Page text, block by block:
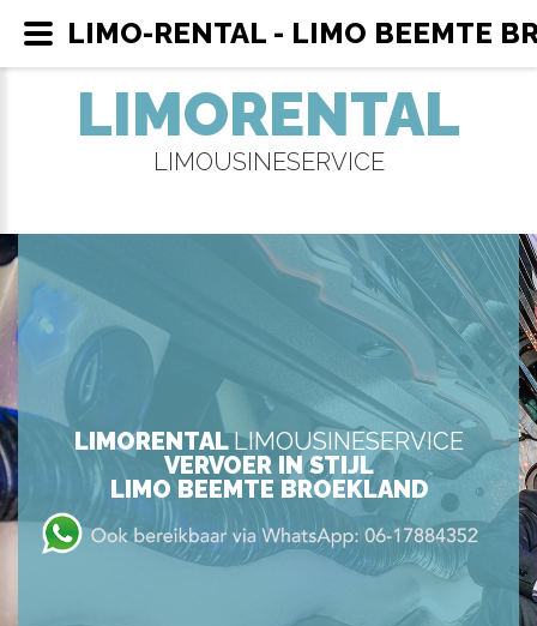
LIMORENTAL
LIMOUSINESERVICE
LIMORENTALLIMOUSINESERVICE
VERVOER IN STIJL
LIMO BEEMTE BROEKLAND
LIMO-RENTAL - LIMO BEEMTE